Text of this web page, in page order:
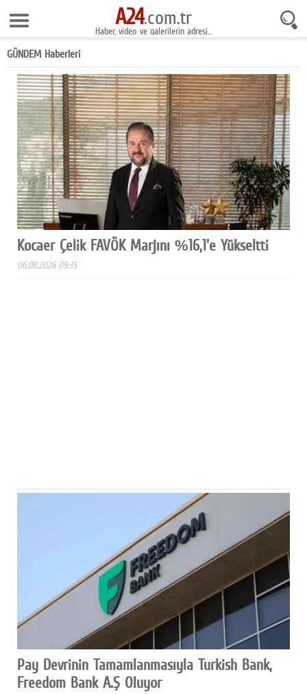
9 Ağustos 2026 8:24:29
Anasayfa
Foto Galeri
Gazeteler
Video Galeri
Gündem
Ekonomi
Yaşam
Teknoloji
Sağlık
İletişim
A24 SOSYAL MEDYA
Twitter
Google Plus
A24.com.tr
Haber, video ve galerilerin adresi...
GÜNDEM Haberleri
Kocaer Çelik FAVÖK Marjını %16,1'e Yükseltti
06.08.2026 09:35
Pay Devrinin Tamamlanmasıyla Turkish Bank,
Freedom Bank A.Ş Oluyor